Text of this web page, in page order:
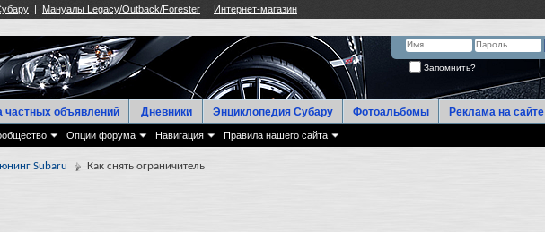
Запомнить?
Опции форума Навигация Правила нашего сайта
частных объявлений Дневники Энциклопедия Субару Фотоальбомы Реклама на сайте
Subaru Как снять ограничитель